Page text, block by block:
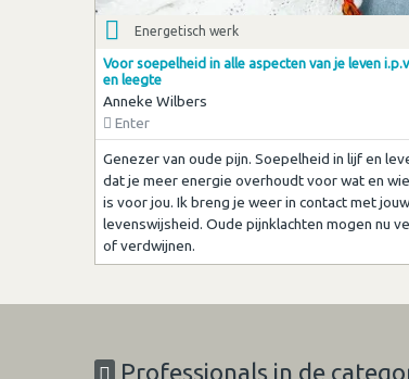
Energetisch werk
Voor soepelheid in alle aspecten van je leven
en leegte
Anneke Wilbers
Enter
Genezer van oude pijn. Soepelheid in lijf en
dat je meer energie overhoudt voor wat en
is voor jou. Ik breng je weer in contact met
levenswijsheid. Oude pijnklachten mogen nu
of verdwijnen.
Professionals in de